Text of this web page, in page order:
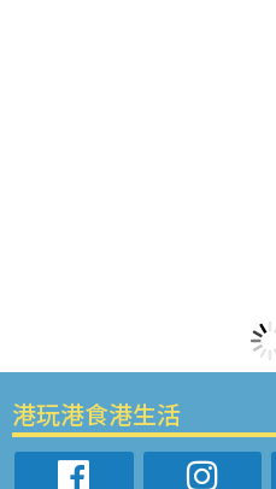
港玩港食港生活